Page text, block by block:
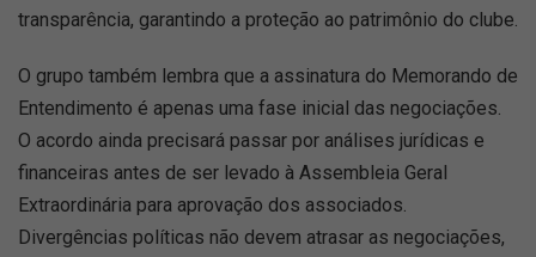
transparência, garantindo a proteção ao patrimônio do clube.
O grupo também lembra que a assinatura do Memorando de
Entendimento é apenas uma fase inicial das negociações.
O acordo ainda precisará passar por análises jurídicas e
financeiras antes de ser levado à Assembleia Geral
Extraordinária para aprovação dos associados.
Divergências políticas não devem atrasar as negociações,